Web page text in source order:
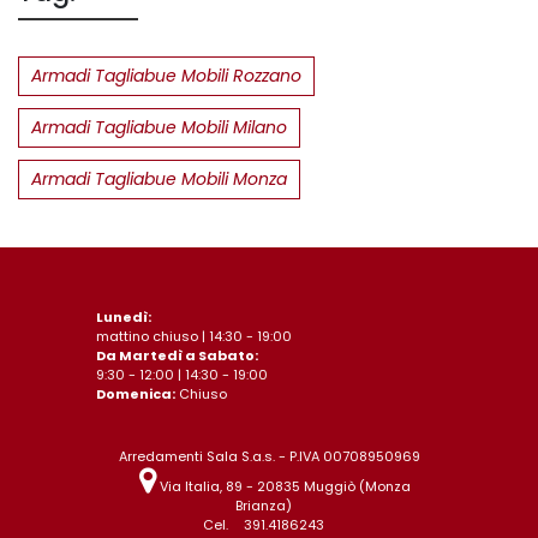
Armadi Tagliabue Mobili Rozzano
Armadi Tagliabue Mobili Milano
Armadi Tagliabue Mobili Monza
Lunedì:
mattino chiuso | 14:30 - 19:00
Da Martedì a Sabato:
9:30 - 12:00 | 14:30 - 19:00
Domenica: Chiuso
Arredamenti Sala S.a.s. - P.IVA 00708950969
Via Italia, 89 - 20835 Muggiò (Monza
Brianza)
Cel.
391.4186243